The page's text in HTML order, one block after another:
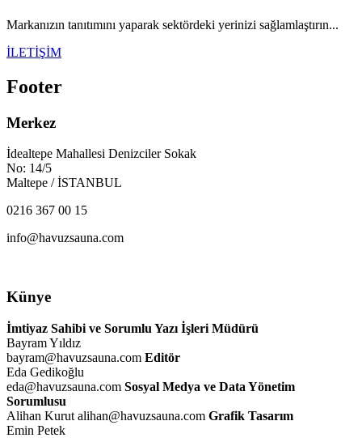
Markanızın tanıtımını yaparak sektördeki yerinizi sağlamlaştırın...
İLETİŞİM
Footer
Merkez
İdealtepe Mahallesi Denizciler Sokak
No: 14/5
Maltepe / İSTANBUL
0216 367 00 15
info@havuzsauna.com
Künye
İmtiyaz Sahibi ve Sorumlu Yazı İşleri Müdürü
Bayram Yıldız
bayram@havuzsauna.com Editör
Eda Gedikoğlu
eda@havuzsauna.com Sosyal Medya ve Data Yönetim
Sorumlusu
Alihan Kurut alihan@havuzsauna.com Grafik Tasarım
Emin Petek